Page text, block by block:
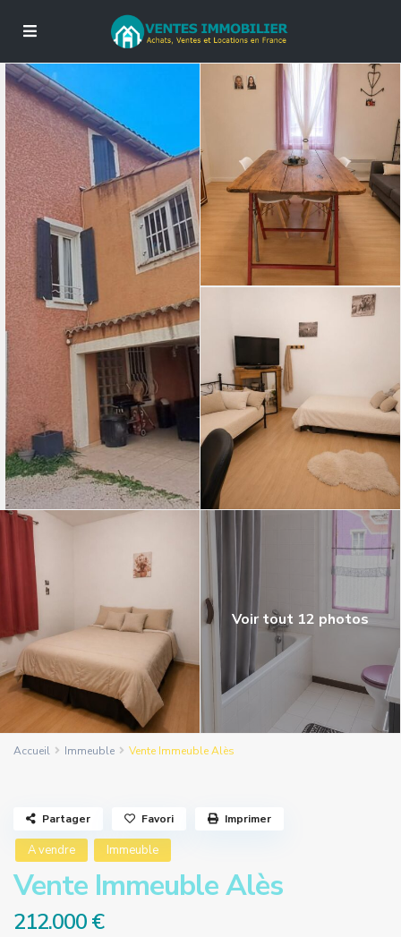
Voir tout 12 photos
Accueil Immeuble Vente Immeuble Alès
A vendre Immeuble
Vente Immeuble Alès
212.000 €
Partager Favori Imprimer